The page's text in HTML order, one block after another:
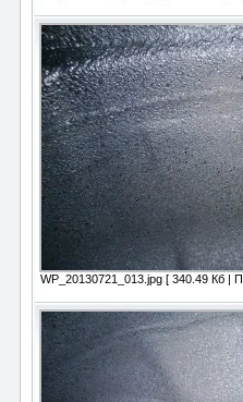
WP_20130721_013.jpg [ 340.49 Кб |